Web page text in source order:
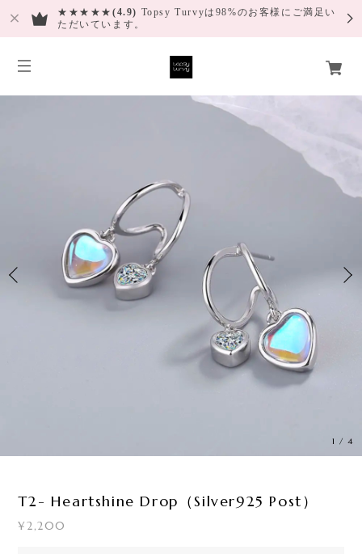
★★★★★ (4.9) Topsy Turvyは98%のお客様にご満足い
ただいています。
1 /4
T2- Heartshine Drop（Silver925 Post）
¥2,200